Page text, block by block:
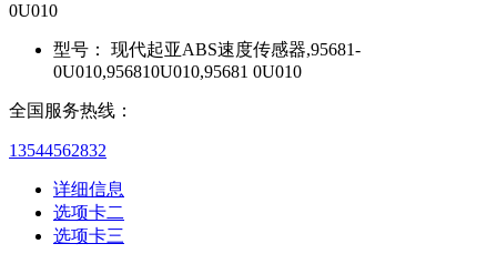
0U010
型号：
现代起亚ABS速度传感器,95681-
0U010,956810U010,95681 0U010
全国服务热线：
13544562832
详细信息
选项卡二
选项卡三